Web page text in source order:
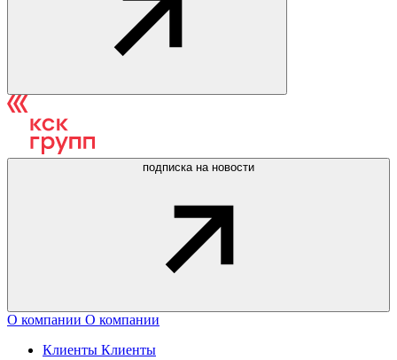
подписка на новости
О компании О компании
Клиенты Клиенты